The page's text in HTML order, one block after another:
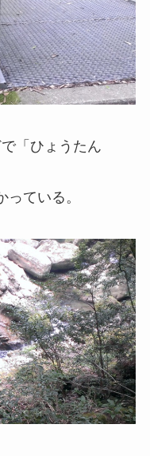
「ひょうたん
ている。